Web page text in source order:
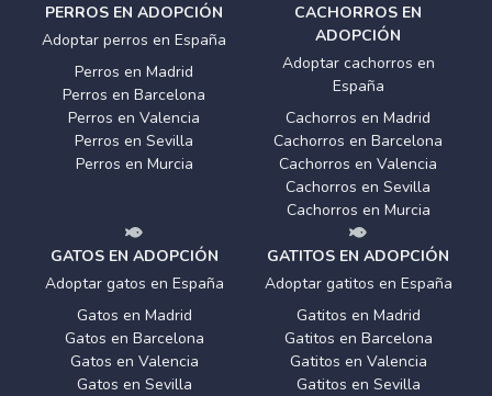
PERROS EN ADOPCIÓN
Adoptar perros en España
Perros en Madrid
Perros en Barcelona
Perros en Valencia
Perros en Sevilla
Perros en Murcia
CACHORROS EN
ADOPCIÓN
Adoptar cachorros en
España
Cachorros en Madrid
Cachorros en Barcelona
Cachorros en Valencia
Cachorros en Sevilla
Cachorros en Murcia
GATOS EN ADOPCIÓN
Adoptar gatos en España
Gatos en Madrid
Gatos en Barcelona
Gatos en Valencia
Gatos en Sevilla
GATITOS EN ADOPCIÓN
Adoptar gatitos en España
Gatitos en Madrid
Gatitos en Barcelona
Gatitos en Valencia
Gatitos en Sevilla